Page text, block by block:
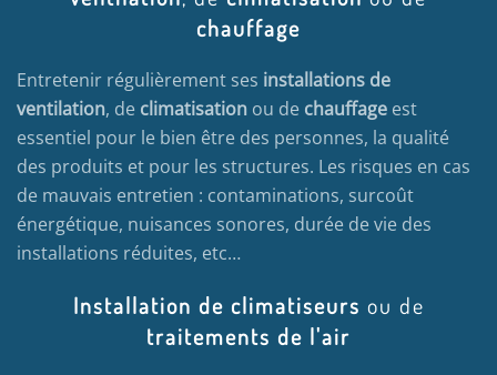
chauffage
Entretenir régulièrement ses installations de
ventilation, de climatisation ou de chauffage est
essentiel pour le bien être des personnes, la qualité
des produits et pour les structures. Les risques en cas
de mauvais entretien : contaminations, surcoût
énergétique, nuisances sonores, durée de vie des
installations réduites, etc…
Installation de climatiseurs ou de
traitements de l'air